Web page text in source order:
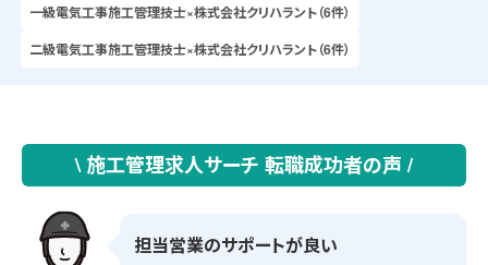
一級電気工事施工管理技士×株式会社クリハラント（6件）
二級電気工事施工管理技士×株式会社クリハラント（6件）
\ 施工管理求人サーチ 転職成功者の声 /
担当営業のサポートが良い